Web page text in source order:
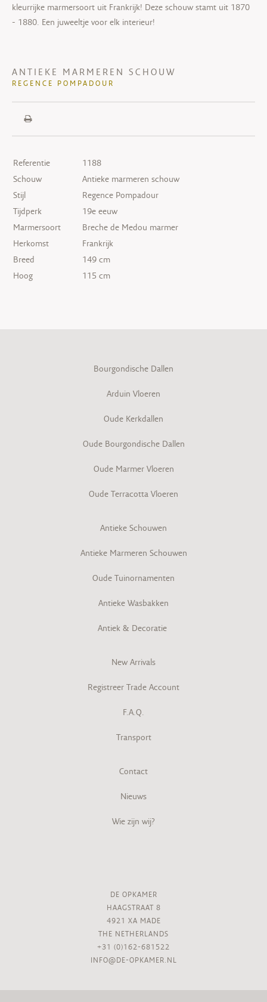
kleurrijke marmersoort uit Frankrijk! Deze schouw stamt uit 1870
- 1880. Een juweeltje voor elk interieur!
ANTIEKE MARMEREN SCHOUW
REGENCE POMPADOUR
Referentie
1188
Schouw
Antieke marmeren schouw
Stijl
Regence Pompadour
Tijdperk
19e eeuw
Marmersoort
Breche de Medou marmer
Herkomst
Frankrijk
Breed
149 cm
Hoog
115 cm
Bourgondische Dallen
Arduin Vloeren
Oude Kerkdallen
Oude Bourgondische Dallen
Oude Marmer Vloeren
Oude Terracotta Vloeren
Antieke Schouwen
Antieke Marmeren Schouwen
Oude Tuinornamenten
Antieke Wasbakken
Antiek & Decoratie
New Arrivals
Registreer Trade Account
F.A.Q.
Transport
Contact
Nieuws
Wie zijn wij?
DE OPKAMER
HAAGSTRAAT 8
4921 XA MADE
THE NETHERLANDS
+31 (0)162-681522
INFO@DE-OPKAMER.NL